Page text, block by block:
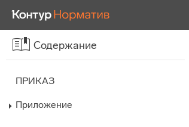
Содержание
ПРИКАЗ
Приложение